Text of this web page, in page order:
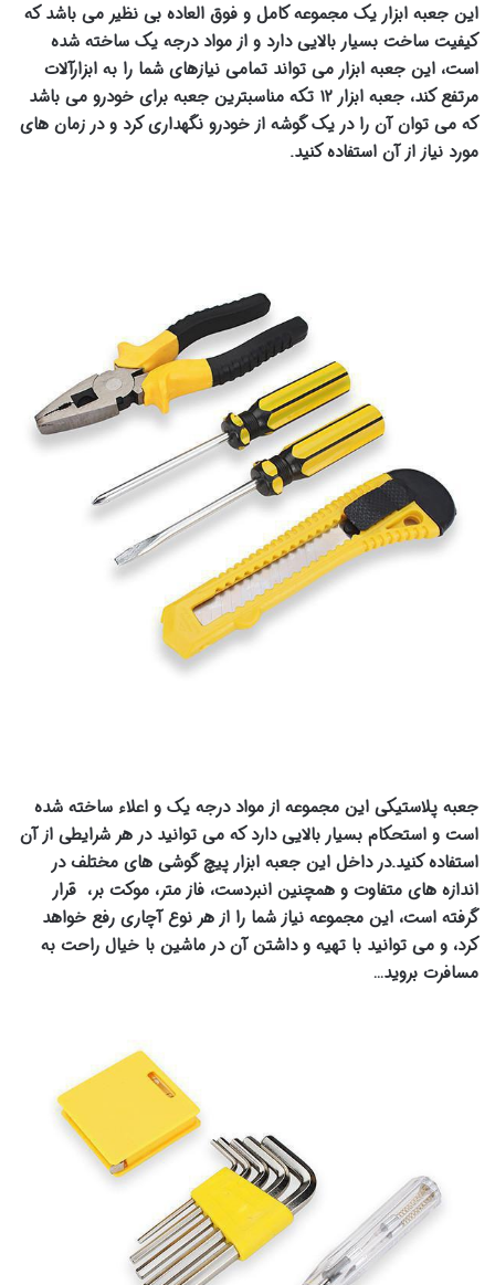
این جعبه ابزار یک مجموعه کامل و فوق العاده بی نظیر می باشد که
کیفیت ساخت بسیار بالایی دارد و از مواد درجه یک ساخته شده
است، این جعبه ابزار می تواند تمامی نیازهای شما را به ابزارآلات
مرتفع کند، جعبه ابزار ۱۲ تکه مناسبترین جعبه برای خودرو می باشد
که می توان آن را در یک گوشه از خودرو نگهداری کرد و در زمان های
مورد نیاز از آن استفاده کنید.
جعبه پلاستیکی این مجموعه از مواد درجه یک و اعلاء ساخته شده
است و استحکام بسیار بالایی دارد که می توانید در هر شرایطی از آن
استفاده کنید.در داخل این جعبه ابزار پیچ گوشی های مختلف در
اندازه های متفاوت و همچنین انبردست، فاز متر، موکت بر، قرار
گرفته است، این مجموعه نیاز شما را از هر نوع آچاری رفع خواهد
کرد، و می توانید با تهیه و داشتن آن در ماشین با خیال راحت به
مسافرت بروید…